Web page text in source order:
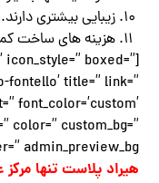
زیبایی بیشتری دارند.
هزینه های ساخت
icon_style=” boxed=”
fontello’ title=” link=”
font_color=’custom’
color=” custom_bg=”
admin_preview_bg=”]
هیراد پلاست تنها